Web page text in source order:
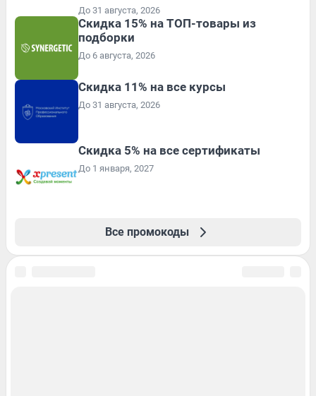
До 31 августа, 2026
Скидка 15% на ТОП-товары из
подборки
До 6 августа, 2026
Скидка 11% на все курсы
До 31 августа, 2026
Скидка 5% на все сертификаты
До 1 января, 2027
Все промокоды